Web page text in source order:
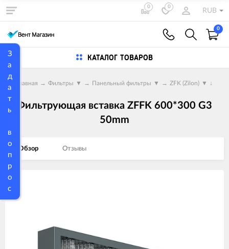
З
а
д
а
т
ь
в
о
п
р
о
с
0 0
RUB
0
КАТАЛОГ ТОВАРОВ
Главная → Фильтры ▼ → Панельный фильтры ▼ → ZFK (Zilon) ▼ ↓
Фильтрующая вставка ZFFK 600*300 G3
50mm
Обзор Отзывы
Изображения
товаров